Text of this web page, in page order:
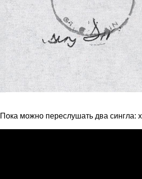
Пока можно переслушать два сингла: